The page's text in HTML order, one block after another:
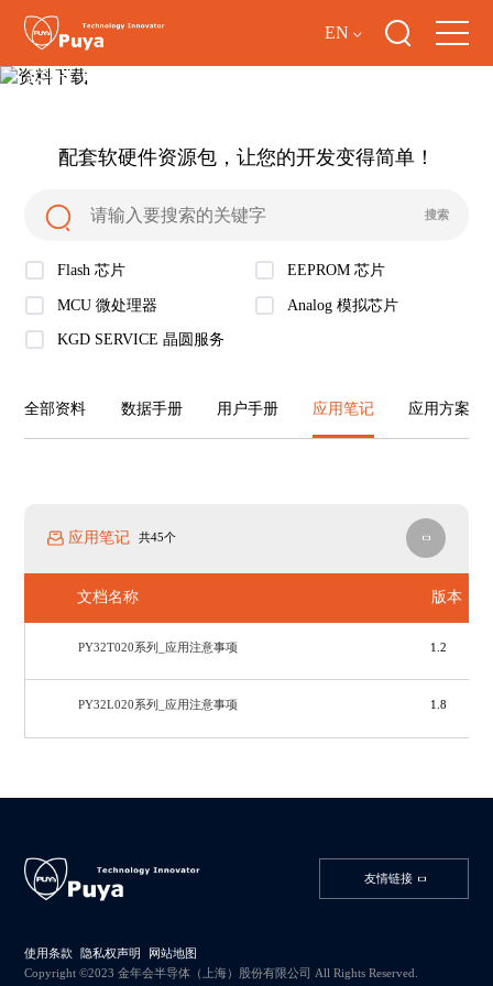
EN
资料下载
配套软硬件资源包，让您的开发变得简单！
Flash 芯片 EEPROM 芯片
MCU 微处理器 Analog 模拟芯片
KGD SERVICE 晶圆服务
全部资料 数据手册 用户手册 应用笔记 应用方案
应用笔记 共45个
文档名称 版本
PY32T020系列_应用注意事项 1.2
PY32L020系列_应用注意事项 1.8
友情链接
使用条款 隐私权声明
网站地图
Copyright ©2023 金年会半导体（上海）股份有限公司 All Rights Reserved.